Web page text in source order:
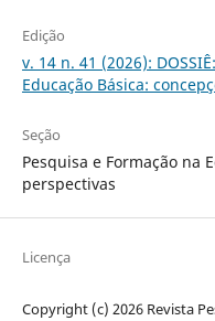
Edição
v. 14 n. 41 (2026):
Educação Básica:
Seção
Pesquisa e Formação na
perspectivas
Licença
Copyright (c) 2026 Revista